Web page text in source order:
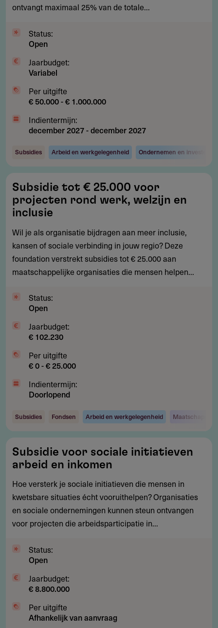
arbeidsmarktprojecten
ontvangt maximaal 25% van de totale...
Status:
Open
Jaarbudget:
Variabel
Per uitgifte
€ 50.000 - € 1.000.000
Indientermijn:
december 2027-december 2027
Subsidies Arbeid en werkgelegenheid Ondernemen en investeren
tot
€
25.000
voor
projecten
rond
werk,
en
inclusie
Subsidie tot € 25.000 voor
projecten rond werk, welzijn en
inclusie
Wil je als organisatie bijdragen aan meer inclusie,
kansen of sociale verbinding in jouw regio? Deze
foundation verstrekt subsidies tot € 25.000 aan
maatschappelijke organisaties die mensen helpen...
Status:
Open
Jaarbudget:
€ 102.230
Per uitgifte
€ 0 - € 25.000
Indientermijn:
Doorlopend
Subsidies Fondsen Arbeid en werkgelegenheid Maatschappij
voor
sociale
initiatieven
arbeid
en
inkomen
Subsidie voor sociale initiatieven
arbeid en inkomen
Hoe versterk je sociale initiatieven die mensen in
kwetsbare situaties écht vooruithelpen? Organisaties
en sociale ondernemingen kunnen steun ontvangen
voor projecten die arbeidsparticipatie in...
Status:
Open
Jaarbudget:
€ 8.800.000
Per uitgifte
Afhankelijk van aanvraag